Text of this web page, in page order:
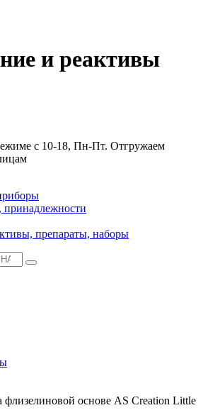
и реактивы
с 10-18, Пн-Пт. Отгружаем
принадлежности
препараты, наборы
основе AS Creation Little